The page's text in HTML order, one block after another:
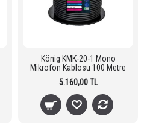
König KMK-20-1 Mono
Mikrofon Kablosu 100 Metre
5.160,00 TL